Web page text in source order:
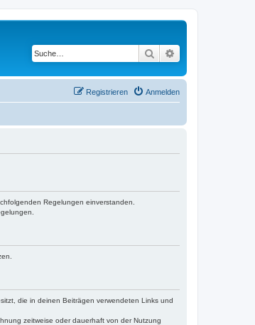
Suche
Anmelden
Registrieren
Regelungen einverstanden.
die in deinen Beiträgen verwendeten Links und
zeitweise oder dauerhaft von der Nutzung